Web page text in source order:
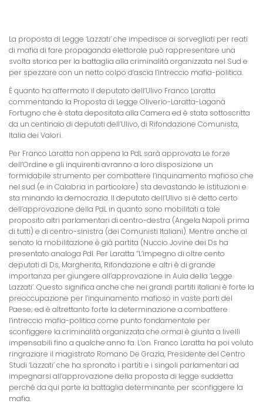
La proposta di Legge ‘Lazzati’ che impedisce ai sorvegliati per reati
di mafia di fare propaganda elettorale può rappresentare una
svolta storica per la battaglia alla criminalità organizzata nel Sud e
per spezzare con un netto colpo d’ascia l’intreccio mafia-politica.
È quanto ha affermato il deputato dell’Ulivo Franco Laratta
commentando la Proposta di Legge Oliverio-Laratta-Laganà
Fortugno che è stata depositata alla Camera ed è stata sottoscritta
da un centinaio di deputati dell’Ulivo, di Rifondazione Comunista,
Italia dei Valori.
Per Franco Laratta non appena la PdL sarà approvata Le forze
dell’Ordine e gli inquirenti avranno a loro disposizione un
formidabile strumento per combattere l’inquinamento mafioso che
nel sud (e in Calabria in particolare) sta devastando le istituzioni e
sta minando la democrazia. Il deputato dell’Ulivo si è detto certo
dell’approvazione della PdL in quanto sono mobilitati a tale
proposito altri parlamentari di centro-destra (Angela Napoli prima
di tutti) e di centro-sinistra (dei Comunisti Italiani). Mentre anche al
senato la mobilitazione è già partita (Nuccio Jovine dei Ds ha
presentato analoga Pdl. Per Laratta “L’impegno di oltre cento
deputati di Ds, Margherita, Rifondazione e altri è di grande
importanza per giungere all’approvazione in Aula della ‘Legge
Lazzati’. Questo significa anche che nei grandi partiti italiani è forte la
preoccupazione per l’inquinamento mafioso in vaste parti del
Paese; ed è altrettanto forte la determinazione a combattere
l’intreccio mafia-politica come punto fondamentale per
sconfiggere la criminalità organizzata che ormai è giunta a livelli
impensabili fino a qualche anno fa. L’on. Franco Laratta ha poi voluto
ringraziare il magistrato Romano De Grazia, Presidente del Centro
Studi ‘Lazzati’ che ha spronato i partiti e i singoli parlamentari ad
impegnarsi all’approvazione della proposta di legge suddetta
perché da qui parte la battaglia determinante per sconfiggere la
mafia.